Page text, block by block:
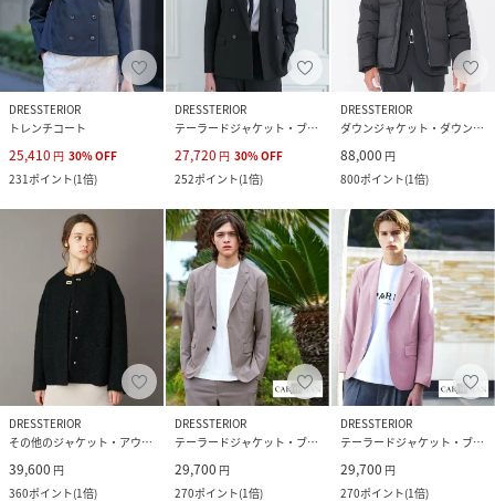
DRESSTERIOR
トレンチコート
25,410 円 30%OFF
231ポイント(1倍)
DRESSTERIOR
テーラードジャケット・ブレザー
27,720 円 30%OFF
252ポイント(1倍)
DRESSTERIOR
ダウンジャケット・ダウンベスト
88,000 円
800ポイント(1倍)
DRESSTERIOR
その他のジャケット・アウター
39,600 円
360ポイント(1倍)
DRESSTERIOR
テーラードジャケット・ブレザー
29,700 円
270ポイント(1倍)
DRESSTERIOR
テーラードジャケット・ブレザー
29,700 円
270ポイント(1倍)